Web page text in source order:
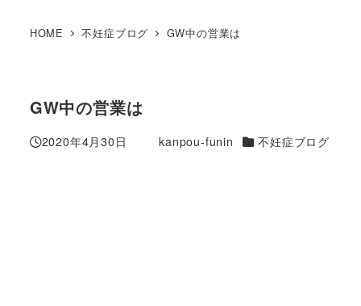
HOME 不妊症ブログ GW中の営業は
GW中の営業は
投稿日
2020年4月30日 kanpou-funin カテゴリー
不妊症ブログ